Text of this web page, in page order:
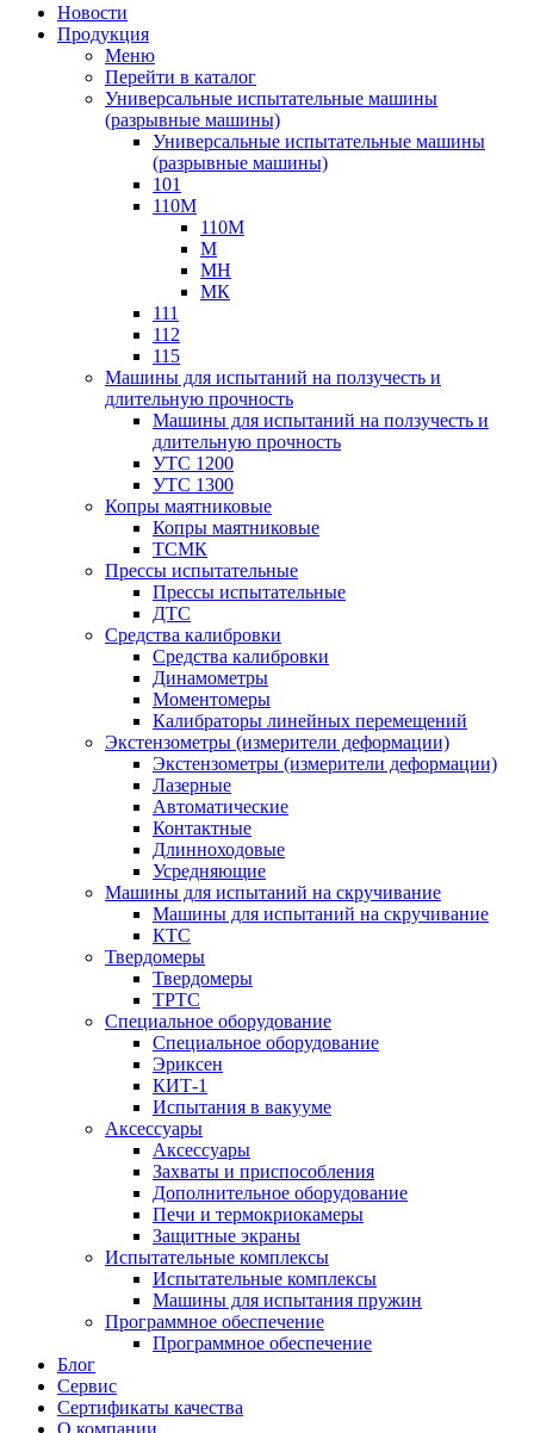
Новости
Продукция
Меню
Перейти в каталог
Универсальные испытательные машины
(разрывные машины)
Универсальные испытательные машины
(разрывные машины)
101
110М
110М
М
МН
МК
111
112
115
Машины для испытаний на ползучесть и
длительную прочность
Машины для испытаний на ползучесть и
длительную прочность
УТС 1200
УТС 1300
Копры маятниковые
Копры маятниковые
ТСМК
Прессы испытательные
Прессы испытательные
ДТС
Средства калибровки
Средства калибровки
Динамометры
Моментомеры
Калибраторы линейных перемещений
Экстензометры (измерители деформации)
Экстензометры (измерители деформации)
Лазерные
Автоматические
Контактные
Длинноходовые
Усредняющие
Машины для испытаний на скручивание
Машины для испытаний на скручивание
КТС
Твердомеры
Твердомеры
ТРТС
Специальное оборудование
Специальное оборудование
Эриксен
КИТ-1
Испытания в вакууме
Аксессуары
Аксессуары
Захваты и приспособления
Дополнительное оборудование
Печи и термокриокамеры
Защитные экраны
Испытательные комплексы
Испытательные комплексы
Машины для испытания пружин
Программное обеспечение
Программное обеспечение
Блог
Сервис
Сертификаты качества
О компании